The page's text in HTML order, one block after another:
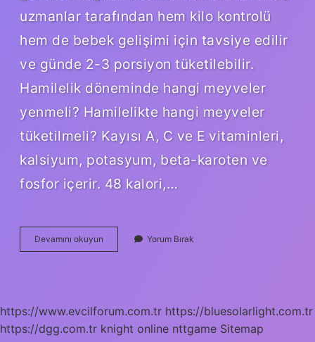
uzmanlar tarafından hem kilo kontrolü
hem de bebek gelişimi için tavsiye edilir
ve günde 2-3 porsiyon tüketilebilir.
Hamilelik döneminde hangi meyveler
yenmeli? Hamilelikte hangi meyveler
tüketilmeli? Kayısı A, C ve E vitaminleri,
kalsiyum, potasyum, beta-karoten ve
fosfor içerir. 48 kalori,…
Devamını okuyun Hamilelikte
Muz
Yorum Bırak
https://www.evcilforum.com.tr https://bluesolarlight.com.tr
https://dgg.com.tr knight online nttgame Sitemap